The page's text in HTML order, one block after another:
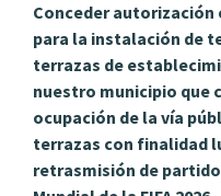
Conceder
para la instalación de
terrazas de
nuestro municipio que
ocupación de la vía
terrazas con finalidad
retrasmisión de